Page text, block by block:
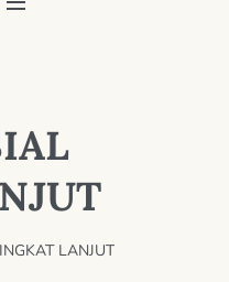
LANJUT